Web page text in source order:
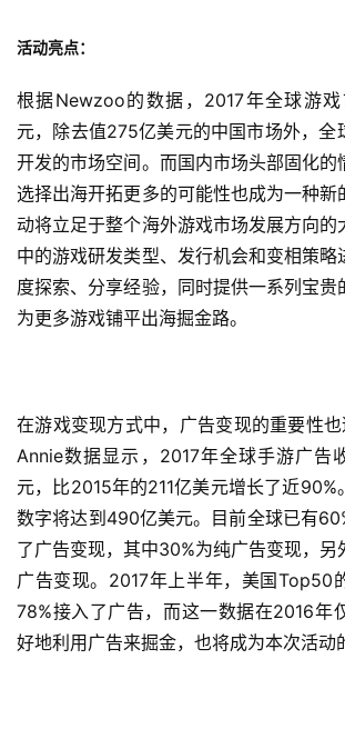
活动亮点：
根据Newzoo的数据，2017年全球游
元，除去值275亿美元的中国市场外，全
开发的市场空间。而国内市场头部固化的
选择出海开拓更多的可能性也成为一种新
动将立足于整个海外游戏市场发展方向的
中的游戏研发类型、发行机会和变相策略
度探索、分享经验，同时提供一系列宝贵
为更多游戏铺平出海掘金路。
在游戏变现方式中，广告变现的重要性
Annie数据显示，2017年全球手游广告
元，比2015年的211亿美元增长了近90%
数字将达到490亿美元。目前全球已有
了广告变现，其中30%为纯广告变现，另
广告变现。2017年上半年，美国Top50
78%接入了广告，而这一数据在2016年
好地利用广告来掘金，也将成为本次活动